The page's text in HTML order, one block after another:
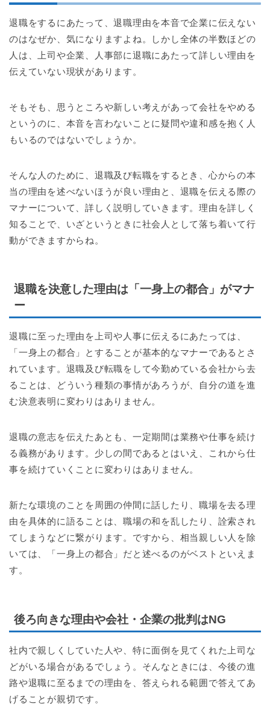
退職をするにあたって、退職理由を本音で企業に伝えない
のはなぜか、気になりますよね。しかし全体の半数ほどの
人は、上司や企業、人事部に退職にあたって詳しい理由を
伝えていない現状があります。
そもそも、思うところや新しい考えがあって会社をやめる
というのに、本音を言わないことに疑問や違和感を抱く人
もいるのではないでしょうか。
そんな人のために、退職及び転職をするとき、心からの本
当の理由を述べないほうが良い理由と、退職を伝える際の
マナーについて、詳しく説明していきます。理由を詳しく
知ることで、いざというときに社会人として落ち着いて行
動ができますからね。
退職を決意した理由は「一身上の都合」がマナ
ー
退職に至った理由を上司や人事に伝えるにあたっては、
「一身上の都合」とすることが基本的なマナーであるとさ
れています。退職及び転職をして今勤めている会社から去
ることは、どういう種類の事情があろうが、自分の道を進
む決意表明に変わりはありません。
退職の意志を伝えたあとも、一定期間は業務や仕事を続け
る義務があります。少しの間であるとはいえ、これから仕
事を続けていくことに変わりはありません。
新たな環境のことを周囲の仲間に話したり、職場を去る理
由を具体的に語ることは、職場の和を乱したり、詮索され
てしまうなどに繋がります。ですから、相当親しい人を除
いては、「一身上の都合」だと述べるのがベストといえま
す。
後ろ向きな理由や会社・企業の批判はNG
社内で親しくしていた人や、特に面倒を見てくれた上司な
どがいる場合があるでしょう。そんなときには、今後の進
路や退職に至るまでの理由を、答えられる範囲で答えてあ
げることが親切です。